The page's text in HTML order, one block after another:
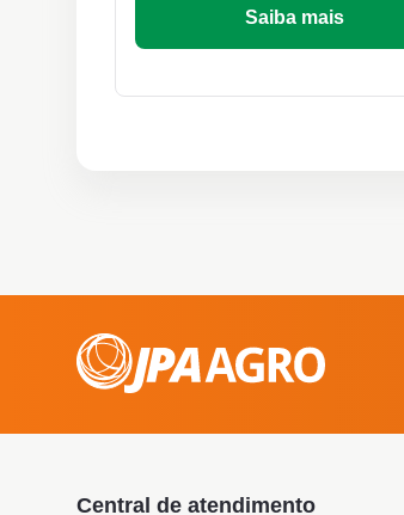
Saiba mais
Central de atendimento